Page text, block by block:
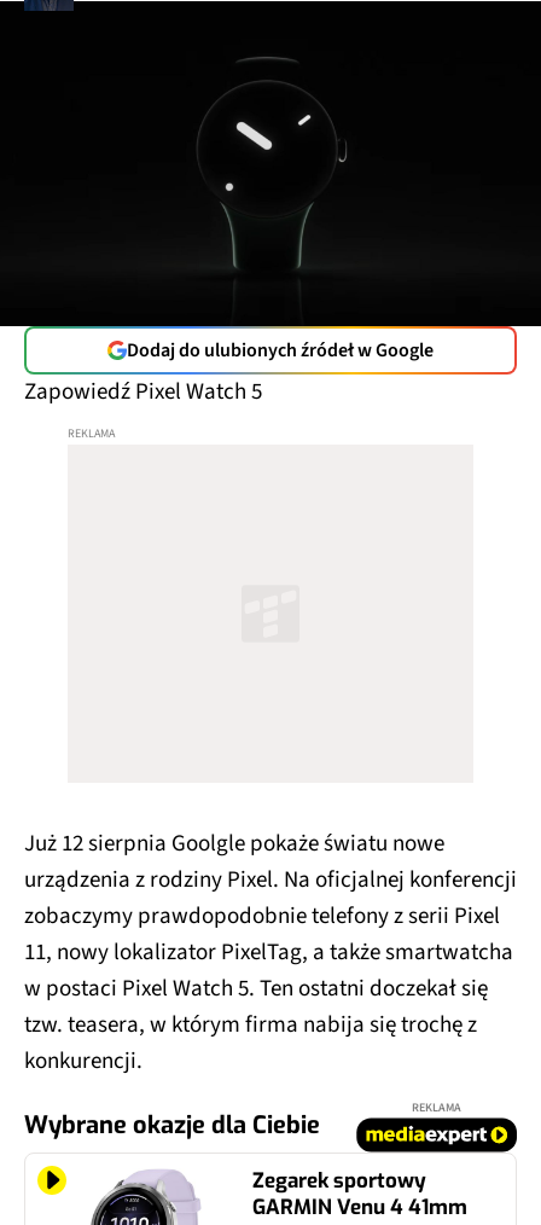
Dodaj do ulubionych źródeł w Google
Zapowiedź Pixel Watch 5
Już 12 sierpnia Goolgle pokaże światu nowe
urządzenia z rodziny Pixel. Na oficjalnej konferencji
zobaczymy prawdopodobnie telefony z serii Pixel
11, nowy lokalizator PixelTag, a także smartwatcha
w postaci Pixel Watch 5. Ten ostatni doczekał się
tzw. teasera, w którym firma nabija się trochę z
konkurencji.
Wybrane okazje dla Ciebie
REKLAMA
Zegarek sportowy
GARMIN Venu 4 41mm